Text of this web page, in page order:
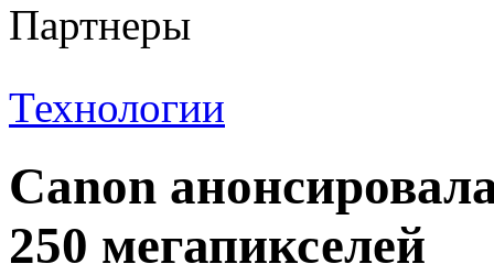
Партнеры
Технологии
Canon
250 мегапикселей